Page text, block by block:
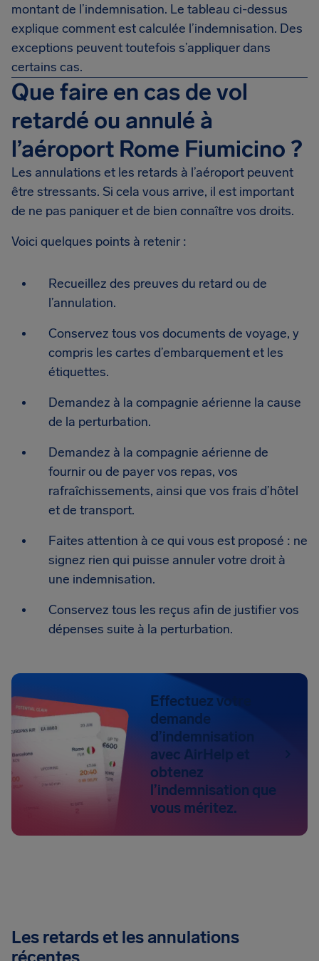
montant de l’indemnisation. Le tableau ci-dessus
explique comment est calculée l’indemnisation. Des
exceptions peuvent toutefois s’appliquer dans
certains cas.
Que faire en cas de vol
retardé ou annulé à
l’aéroport Rome Fiumicino ?
Les annulations et les retards à l’aéroport peuvent
être stressants. Si cela vous arrive, il est important
de ne pas paniquer et de bien connaître vos droits.
Voici quelques points à retenir :
Recueillez des preuves du retard ou de
l’annulation.
Conservez tous vos documents de voyage, y
compris les cartes d’embarquement et les
étiquettes.
Demandez à la compagnie aérienne la cause
de la perturbation.
Demandez à la compagnie aérienne de
fournir ou de payer vos repas, vos
rafraîchissements, ainsi que vos frais d’hôtel
et de transport.
Faites attention à ce qui vous est proposé : ne
signez rien qui puisse annuler votre droit à
une indemnisation.
Conservez tous les reçus afin de justifier vos
dépenses suite à la perturbation.
Effectuez votre
demande
d’indemnisation
avec AirHelp et
obtenez
l’indemnisation que
vous méritez.
Les retards et les annulations